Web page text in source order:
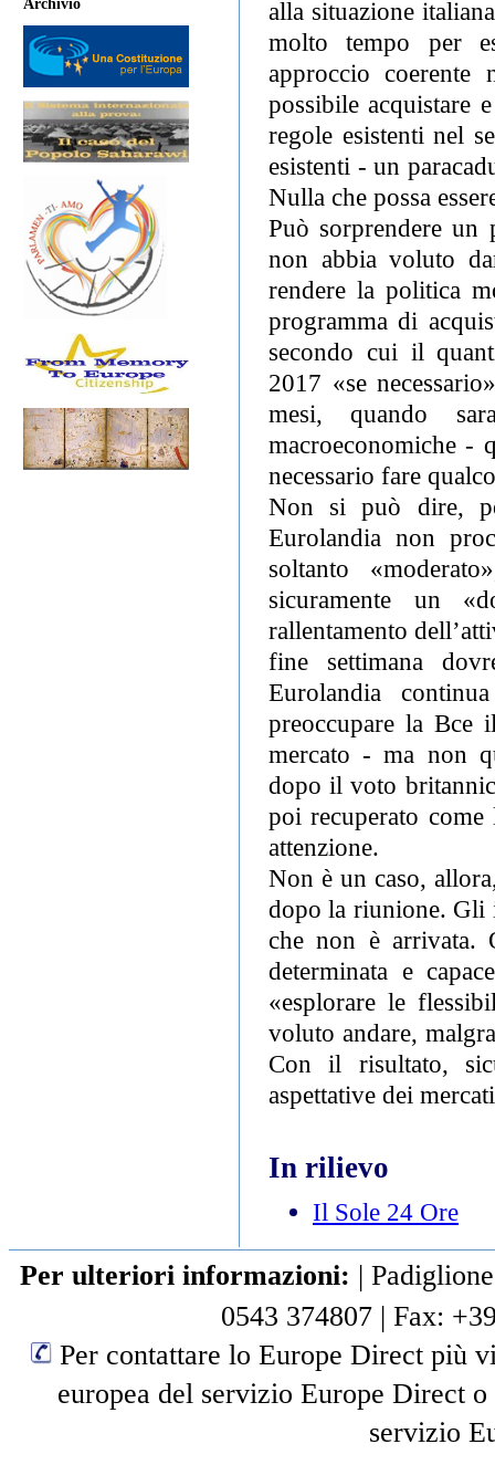
Archivio
alla situazione
molto tempo per
approccio coerente
possibile acquistare
regole esistenti nel
esistenti - un
Nulla che possa
Può sorprendere un
non abbia voluto
rendere la politica
programma di
secondo cui il
2017 «se
mesi, quando
macroeconomiche -
necessario fare
Non si può dire,
Eurolandia non
soltanto
sicuramente un
rallentamento
fine settimana
Eurolandia
preoccupare la Bce
mercato - ma non
dopo il voto
poi recuperato
attenzione.
Non è un caso,
dopo la riunione. Gli
che non è arrivata.
determinata e
«esplorare le
voluto andare,
Con il risultato,
aspettative dei
In rilievo
Il Sole 24 Ore
Per ulteriori informazioni: |
0543 374807 | Fax:
Per contattare lo Europe Direct più
europea del servizio Europe Direct
servizio